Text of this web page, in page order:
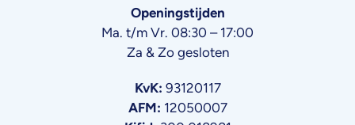
Openingstijden
Ma. t/m Vr. 08:30 – 17:00
Za & Zo gesloten
KvK: 93120117
AFM: 12050007